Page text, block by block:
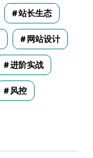
站长生态
网站设计
进阶实战
风控